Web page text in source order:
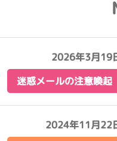
2026年3月19
迷惑メールの注意喚起
2024年11月22